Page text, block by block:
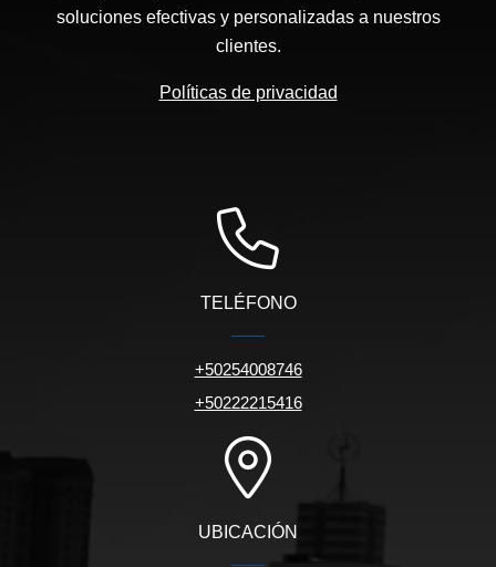
soluciones efectivas y personalizadas a nuestros
clientes.
Políticas de privacidad
TELÉFONO
+50254008746
+50222215416
UBICACIÓN